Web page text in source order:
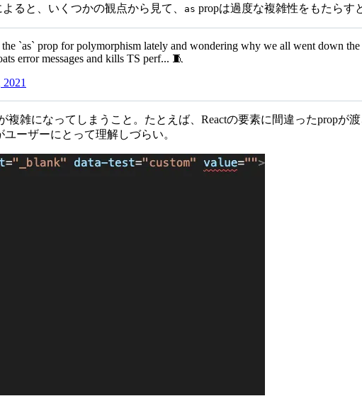
よると、いくつかの観点から見て、 as propは過度な複雑性をもたらす
`as` prop for polymorphism lately and wondering why we all went down
error messages and kills TS perf... 🧵
複雑になってしまうこと。たとえば、Reactの要素に間違ったpropが
ーザーにとって理解しづらい。